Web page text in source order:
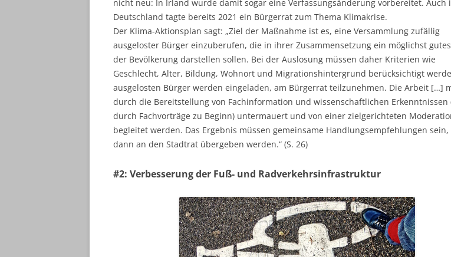
nicht neu: In Irland wurde damit sogar eine Verfassungsänderung vorbereitet. Auch
Deutschland tagte bereits 2021 ein Bürgerrat zum Thema Klimakrise.
Der Klima-Aktionsplan sagt: „Ziel der Maßnahme ist es, eine Versammlung zufällig
ausgeloster Bürger einzuberufen, die in ihrer Zusammensetzung ein möglichst
der Bevölkerung darstellen sollen. Bei der Auslosung müssen daher Kriterien wie
Geschlecht, Alter, Bildung, Wohnort und Migrationshintergrund berücksichtigt
ausgelosten Bürger werden eingeladen, am Bürgerrat teilzunehmen. Die Arbeit […]
durch die Bereitstellung von Fachinformation und wissenschaftlichen Erkenntnissen
durch Fachvorträge zu Beginn) untermauert und von einer zielgerichteten
begleitet werden. Das Ergebnis müssen gemeinsame Handlungsempfehlungen sein,
dann an den Stadtrat übergeben werden.“ (S. 26)
#2: Verbesserung der Fuß- und Radverkehrsinfrastruktur